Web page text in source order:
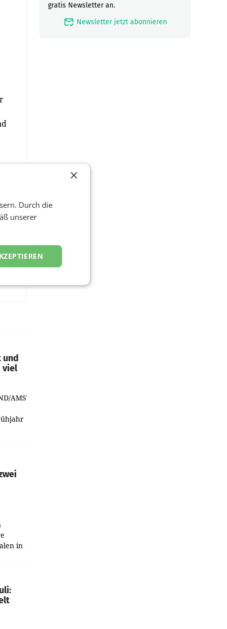
und
viel
AMSTERDAM.
in
in
gratis Newsletter an.
mark_email_read Newsletter jetzt abonnieren
×
Durch die
unserer